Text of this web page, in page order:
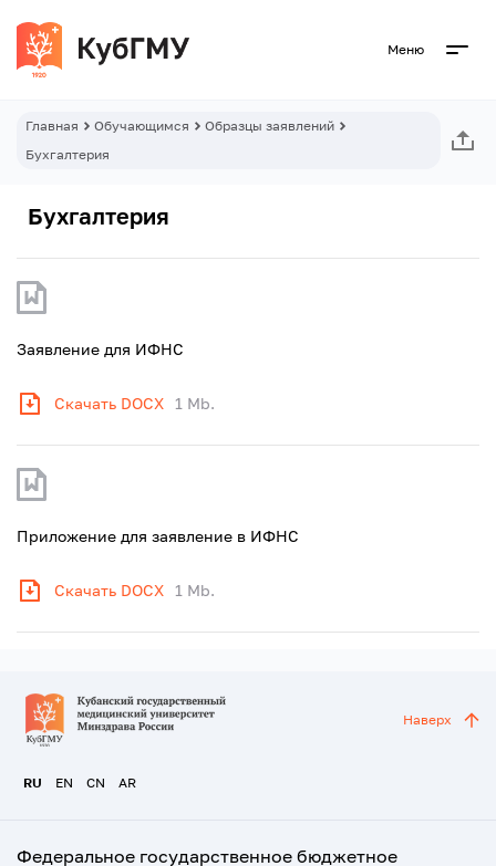
Меню
Главная Обучающимся
Образцы заявлений
Бухгалтерия
Бухгалтерия
Заявление для ИФНС
Скачать DOCX 1 Mb.
Приложение для заявление в ИФНС
Скачать DOCX 1 Mb.
RU EN CN AR
Наверх
Федеральное государственное бюджетное